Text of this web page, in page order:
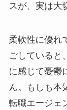
スが、実は大
柔軟性に優れ
ごしていると
に感じて憂鬱
ん。もしも本
転職エージェ